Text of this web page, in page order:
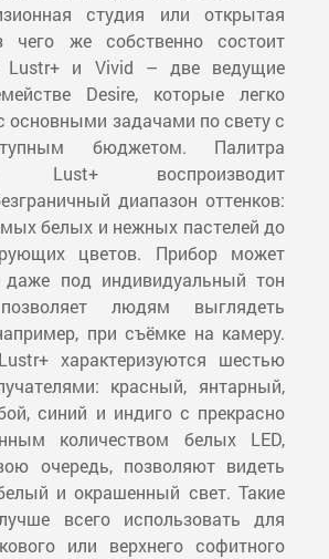
студия или открытая
чего же собственно состоит
Lustr+ и Vivid – две ведущие
Desire, которые легко
основными задачами по свету с
бюджетом. Палитра
Lust+ воспроизводит
диапазон оттенков:
белых и нежных пастелей до
цветов. Прибор может
даже под индивидуальный тон
людям выглядеть
при съёмке на камеру.
характеризуются шестью
красный, янтарный,
синий и индиго с прекрасно
количеством белых LED,
очередь, позволяют видеть
и окрашенный свет. Такие
всего использовать для
или верхнего софитного